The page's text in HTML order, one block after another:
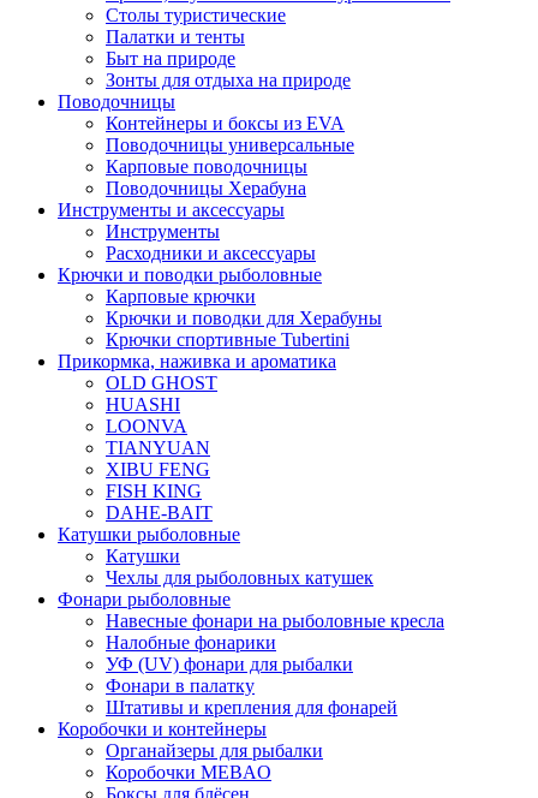
Столы туристические
Палатки и тенты
Быт на природе
Зонты для отдыха на природе
Поводочницы
Контейнеры и боксы из EVA
Поводочницы универсальные
Карповые поводочницы
Поводочницы Херабуна
Инструменты и аксессуары
Инструменты
Расходники и аксессуары
Крючки и поводки рыболовные
Карповые крючки
Крючки и поводки для Херабуны
Крючки спортивные Tubertini
Прикормка, наживка и ароматика
OLD GHOST
HUASHI
LOONVA
TIANYUAN
XIBU FENG
FISH KING
DAHE-BAIT
Катушки рыболовные
Катушки
Чехлы для рыболовных катушек
Фонари рыболовные
Навесные фонари на рыболовные кресла
Налобные фонарики
УФ (UV) фонари для рыбалки
Фонари в палатку
Штативы и крепления для фонарей
Коробочки и контейнеры
Органайзеры для рыбалки
Коробочки MEBAO
Боксы для блёсен